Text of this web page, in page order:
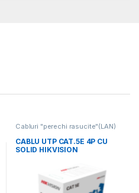
Cabluri "perechi rasucite"(LAN)
CABLU UTP CAT.5E 4P CU
SOLID HIKVISION